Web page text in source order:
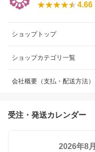
4.66
ショップトップ
ショップカテゴリ一覧
会社概要（支払・配送方法）
受注・発送カレンダー
2026年8月